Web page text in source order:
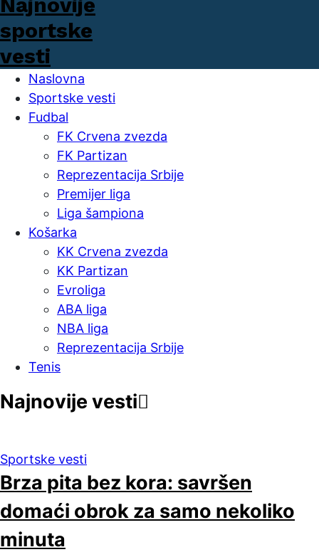
Naslovna
Sportske vesti
Fudbal
FK Crvena zvezda
FK Partizan
Reprezentacija Srbije
Premijer liga
Liga šampiona
Košarka
KK Crvena zvezda
KK Partizan
Evroliga
ABA liga
NBA liga
Reprezentacija Srbije
Tenis
Najnovije vesti
Sportske vesti
Brza pita bez kora: savršen
domaći obrok za samo nekoliko
minuta